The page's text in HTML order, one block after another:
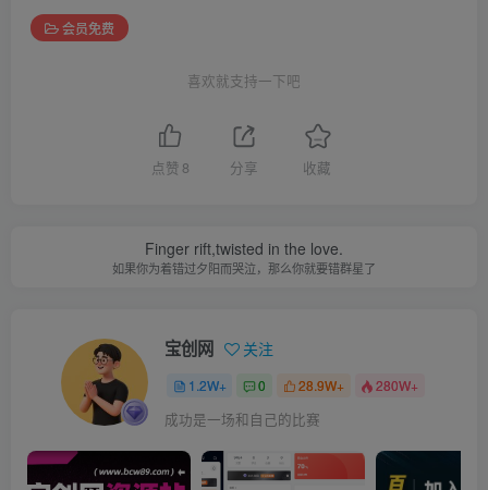
会员免费
喜欢就支持一下吧
点赞 8 分享 收藏
Finger rift,twisted in the love.
如果你为着错过夕阳而哭泣，那么你就要错群星了
宝创网 关注
1.2W+ 0 28.9W+ 280W+
成功是一场和自己的比赛